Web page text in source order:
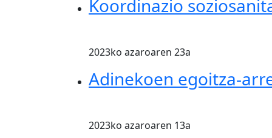
Koordinazio
2023ko azaroaren 23a
Adinekoen egoitza-
2023ko azaroaren 13a